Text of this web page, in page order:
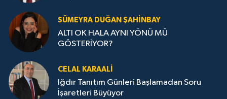
SÜMEYRA DUĞAN ŞAHINBAY
ALTI OK HALA AYNI YÖNÜ MÜ
GÖSTERİYOR?
CELAL KARAALİ
Iğdır Tanıtım Günleri Başlamadan Soru
İşaretleri Büyüyor